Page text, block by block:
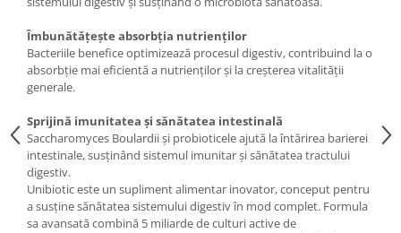
Chlorella
Colina
Electroliti
Produse Apicole
Cacao
Îmbunătățește absorbția nutrienților
Bacteriile benefice optimizează procesul digestiv, contribuind la o
absorbție mai eficientă a nutrienților și la creșterea vitalității
generale.
Sprijină imunitatea și sănătatea intestinală
Saccharomyces Boulardii și probioticele ajută la întărirea barierei
intestinale, susținând sistemul imunitar și sănătatea tractului
digestiv.
Unibiotic este un supliment alimentar inovator, conceput pentru
a susține sănătatea sistemului digestiv în mod complet. Formula
sa avansată combină 5 miliarde de culturi active de